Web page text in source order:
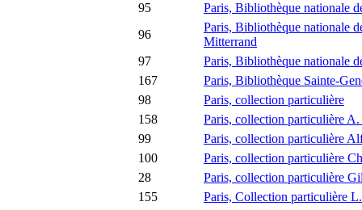
95
Paris, Bibliothèque nationale
96
Paris, Bibliothèque nationale
Mitterrand
97
Paris, Bibliothèque nationale
167
Paris, Bibliothèque Sainte-
98
Paris, collection particulière
158
Paris, collection particulière
99
Paris, collection particulière
100
Paris, collection particulière
28
Paris, collection particulière
155
Paris, Collection particulière